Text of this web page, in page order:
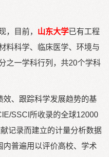
目前， 山东大学已有工程
料科学、临床医学、环境与
之一学科行列，共20个学科
、跟踪科学发展趋势的基
SSCI所收录的全球12000
记录而建立的计量分析数据
内普遍用以评价高校、学术